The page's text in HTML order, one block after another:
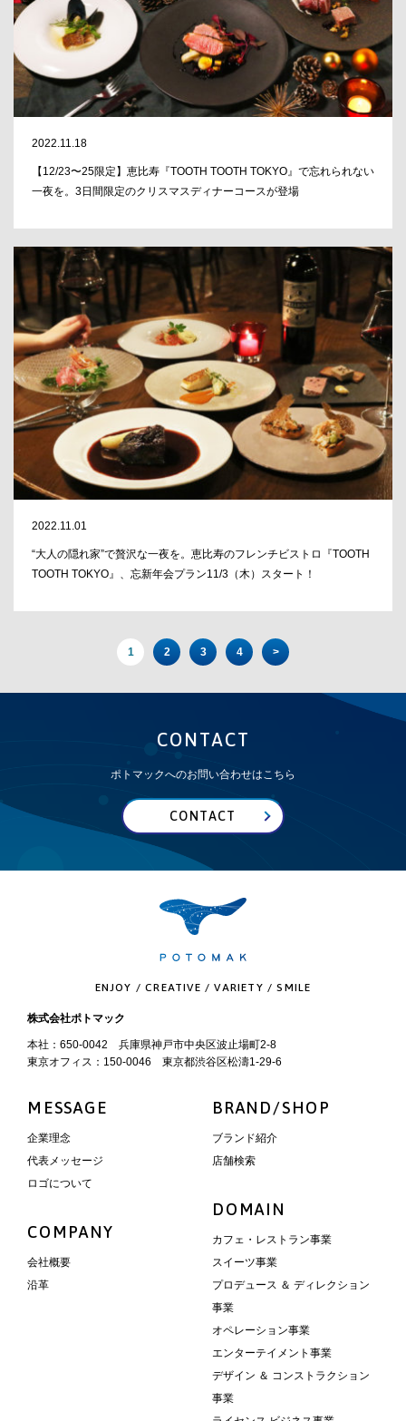
2022.11.18
【12/23〜25限定】恵比寿『TOOTH TOOTH TOKYO』で忘れられない
一夜を。3日間限定のクリスマスディナーコースが登場
2022.11.01
“大人の隠れ家”で贅沢な一夜を。恵比寿のフレンチビストロ『TOOTH
TOOTH TOKYO』、忘新年会プラン11/3（木）スタート！
1 2 3 4 >
CONTACT
ポトマックへのお問い合わせはこちら
CONTACT
ENJOY / CREATIVE / VARIETY / SMILE
株式会社ポトマック
本社：650-0042 兵庫県神戸市中央区波止場町2-8
東京オフィス：150-0046 東京都渋谷区松濤1-29-6
MESSAGE
企業理念
代表メッセージ
ロゴについて
COMPANY
会社概要
沿革
BRAND/SHOP
ブランド紹介
店舗検索
DOMAIN
カフェ・レストラン事業
スイーツ事業
プロデュース ＆ ディレクション
事業
オペレーション事業
エンターテイメント事業
デザイン ＆ コンストラクション
事業